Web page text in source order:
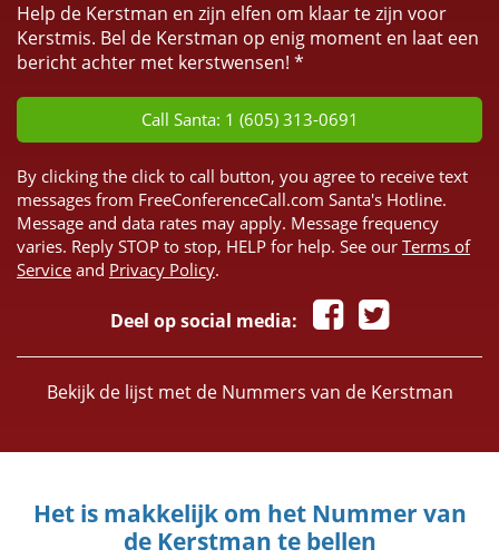
Help de Kerstman en zijn elfen om klaar te zijn voor
Kerstmis. Bel de Kerstman op enig moment en laat een
bericht achter met kerstwensen! *
Call Santa: 1 (605) 313-0691
By clicking the click to call button, you agree to receive text
messages from FreeConferenceCall.com Santa's Hotline.
Message and data rates may apply. Message frequency
varies. Reply STOP to stop, HELP for help. See our Terms of
Service and Privacy Policy.
Deel op social media:
Bekijk de lijst met de Nummers van de Kerstman
Het is makkelijk om het Nummer van
de Kerstman te bellen